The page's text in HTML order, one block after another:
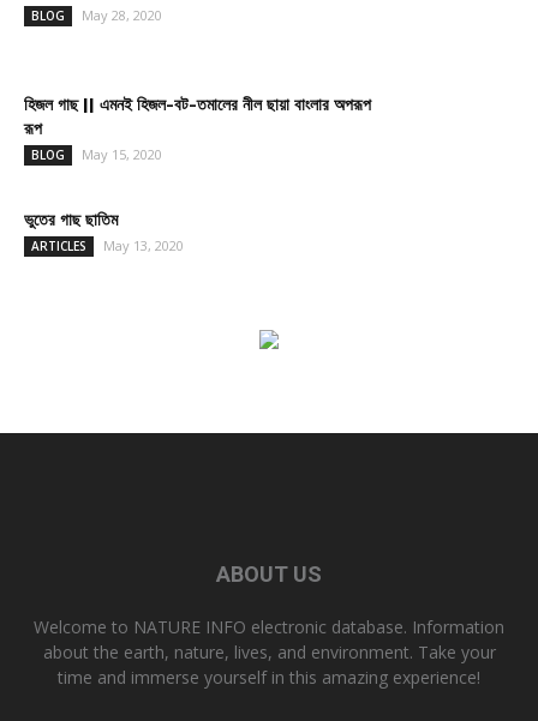
BLOG May 28, 2020
হিজল গাছ || এমনই হিজল-বট-তমালের নীল ছায়া বাংলার অপরূপ
রূপ
BLOG May 15, 2020
ভুতের গাছ ছাতিম
ARTICLES May 13, 2020
ABOUT US
Welcome to NATURE INFO electronic database. Information
about the earth, nature, lives, and environment. Take your
time and immerse yourself in this amazing experience!